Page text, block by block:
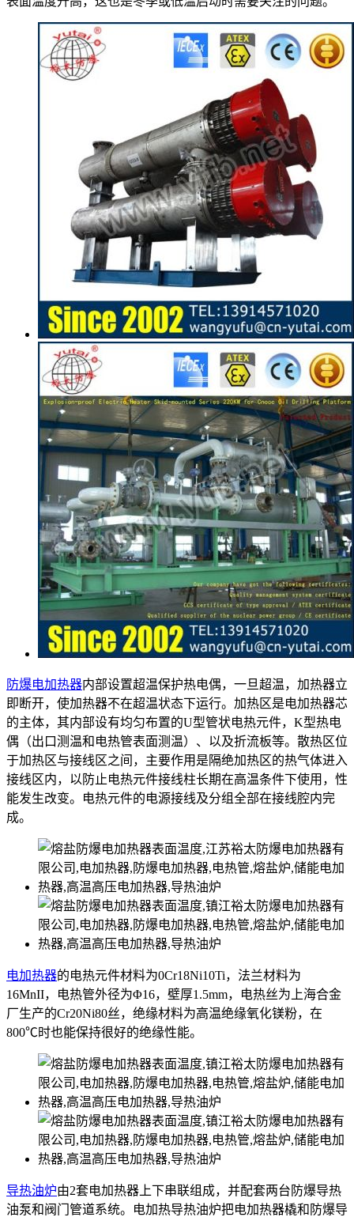
防爆电加热器内部设置超温保护热电偶，一旦超温，加热器立
即断开，使加热器不在超温状态下运行。加热区是电加热器芯
的主体，其内部设有均匀布置的U型管状电热元件，K型热电
偶（出口测温和电热管表面测温）、以及折流板等。散热区位
于加热区与接线区之间，主要作用是隔绝加热区的热气体进入
接线区内，以防止电热元件接线柱长期在高温条件下使用，性
能发生改变。电热元件的电源接线及分组全部在接线腔内完
成。
电加热器的电热元件材料为0Cr18Ni10Ti，法兰材料为
16MnII，电热管外径为Φ16，壁厚1.5mm，电热丝为上海合金
厂生产的Cr20Ni80丝，绝缘材料为高温绝缘氧化镁粉，在
800℃时也能保持很好的绝缘性能。
导热油炉由2套电加热器上下串联组成，并配套两台防爆导热
油泵和阀门管道系统。电加热导热油炉把电加热器橇和防爆导